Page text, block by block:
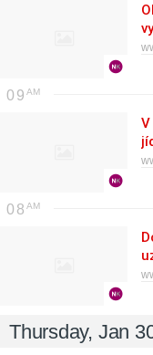
09
08
Thursday, Jan